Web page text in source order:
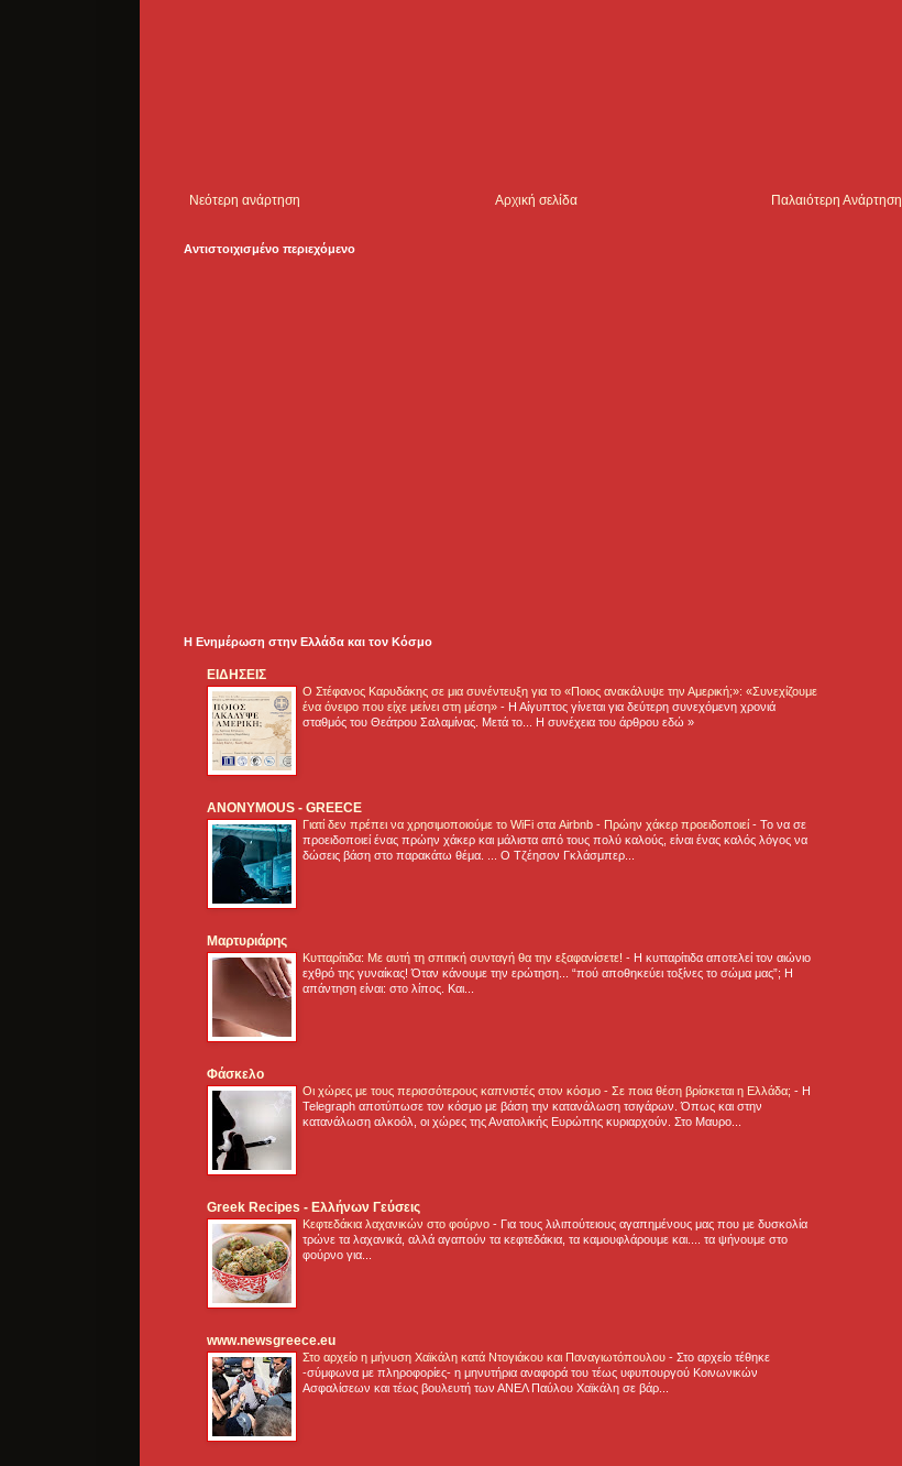
Νεότερη ανάρτηση Παλαιότερη Ανάρτηση
Αρχική σελίδα
Αντιστοιχισμένο περιεχόμενο
Η Ενημέρωση στην Ελλάδα και τoν Κόσμο
ΕΙΔΗΣΕΙΣ
Ο Στέφανος Καρυδάκης σε μια συνέντευξη για το «Ποιος ανακάλυψε την Αμερική;»: «Συνεχίζουμε
ένα όνειρο που είχε μείνει στη μέση» - Η Αίγυπτος γίνεται για δεύτερη συνεχόμενη χρονιά
σταθμός του Θεάτρου Σαλαμίνας. Μετά το... Η συνέχεια του άρθρου εδώ »
ANONYMOUS - GREECE
Γιατί δεν πρέπει να χρησιμοποιούμε το WiFi στα Airbnb - Πρώην χάκερ προειδοποιεί- Το να σε
προειδοποιεί ένας πρώην χάκερ και μάλιστα από τους πολύ καλούς, είναι ένας καλός λόγος να
δώσεις βάση στο παρακάτω θέμα. ... Ο Τζέησον Γκλάσμπερ...
Μαρτυριάρης
Κυτταρίτιδα: Με αυτή τη σπιτική συνταγή θα την εξαφανίσετε! - H κυτταρίτιδα αποτελεί τον αιώνιο
εχθρό της γυναίκας! Όταν κάνουμε την ερώτηση... “πού αποθηκεύει τοξίνες το σώμα μας”; Η
απάντηση είναι: στο λίπος. Και...
Φάσκελο
Οι χώρες με τους περισσότερους καπνιστές στον κόσμο - Σε ποια θέση βρίσκεται η Ελλάδα; - Η
Telegraph αποτύπωσε τον κόσμο με βάση την κατανάλωση τσιγάρων. Όπως και στην
κατανάλωση αλκοόλ, οι χώρες της Ανατολικής Ευρώπης κυριαρχούν. Στο Μαυρο...
Greek Recipes - Ελλήνων Γεύσεις
Κεφτεδάκια λαχανικών στο φούρνο - Για τους λιλιπούτειους αγαπημένους μας που με δυσκολία
τρώνε τα λαχανικά, αλλά αγαπούν τα κεφτεδάκια, τα καμουφλάρουμε και.... τα ψήνουμε στο
φούρνο για...
www.newsgreece.eu
Στο αρχείο η μήνυση Χαϊκάλη κατά Ντογιάκου και Παναγιωτόπουλου - Στο αρχείο τέθηκε
-σύμφωνα με πληροφορίες- η μηνυτήρια αναφορά του τέως υφυπουργού Κοινωνικών
Ασφαλίσεων και τέως βουλευτή των ΑΝΕΛ Παύλου Χαϊκάλη σε βάρ...